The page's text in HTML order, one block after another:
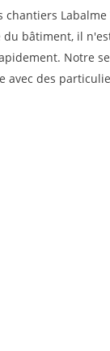
chantiers
bâtiment, il
Notre
avec des